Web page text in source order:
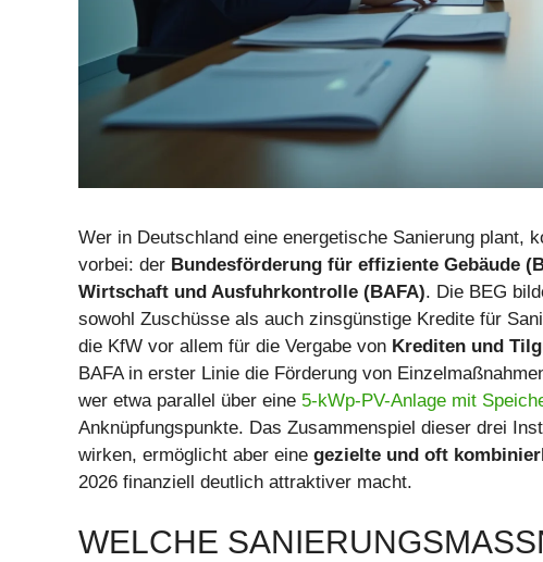
Wer in Deutschland eine energetische Sanierung plant,
vorbei: der Bundesförderung für effiziente Gebäude
Wirtschaft und Ausfuhrkontrolle (BAFA). Die BEG
sowohl Zuschüsse als auch zinsgünstige Kredite für
die KfW vor allem für die Vergabe von Krediten und
BAFA in erster Linie die Förderung von
wer etwa parallel über eine 5-kWp-PV-Anlage mit
Anknüpfungspunkte. Das Zusammenspiel dieser drei
wirken, ermöglicht aber eine gezielte und oft
2026 finanziell deutlich attraktiver macht.
WELCHE